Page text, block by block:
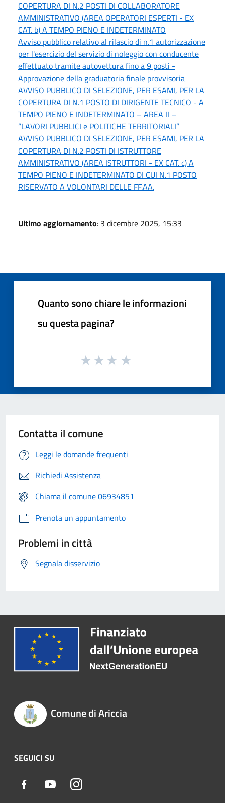
COPERTURA DI N.2 POSTI DI COLLABORATORE
AMMINISTRATIVO (AREA OPERATORI ESPERTI - EX
CAT. b) A TEMPO PIENO E INDETERMINATO
Avviso pubblico relativo al rilascio di n.1 autorizzazione
per l'esercizio del servizio di noleggio con conducente
effettuato tramite autovettura fino a 9 posti -
Approvazione della graduatoria finale provvisoria
AVVISO PUBBLICO DI SELEZIONE, PER ESAMI, PER LA
COPERTURA DI N.1 POSTO DI DIRIGENTE TECNICO - A
TEMPO PIENO E INDETERMINATO – AREA II –
“LAVORI PUBBLICI e POLITICHE TERRITORIALI”
AVVISO PUBBLICO DI SELEZIONE, PER ESAMI, PER LA
COPERTURA DI N.2 POSTI DI ISTRUTTORE
AMMINISTRATIVO (AREA ISTRUTTORI - EX CAT. c) A
TEMPO PIENO E INDETERMINATO DI CUI N.1 POSTO
RISERVATO A VOLONTARI DELLE FF.AA.
Ultimo aggiornamento: 3 dicembre 2025, 15:33
Quanto sono chiare le informazioni
su questa pagina?
Contatta il comune
Leggi le domande frequenti
Richiedi Assistenza
Chiama il comune 06934851
Prenota un appuntamento
Problemi in città
Segnala disservizio
Comune di Ariccia
SEGUICI SU
Facebook YoutubeInstagram